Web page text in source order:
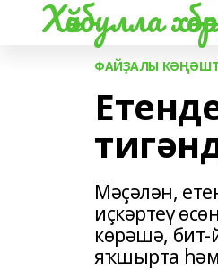
Хәйбулла
ФАЙҘАЛЫ
Мәҫәлән,
иҫкәртеү
көрәшә, бит-
яҡшырта